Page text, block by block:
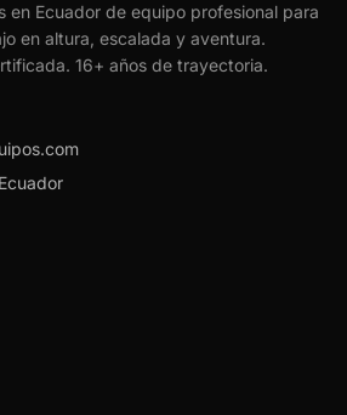
en Ecuador de equipo profesional para
en altura, escalada y aventura.
16+ años de trayectoria.